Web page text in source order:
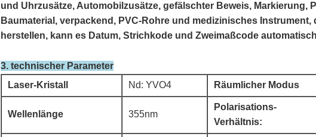
und Uhrzusätze, Automobilzusätze, gefälschter Beweis, Markierung,
Baumaterial, verpackend, PVC-Rohre und medizinisches Instrument,
herstellen, kann es Datum, Strichkode und Zweimaßcode
3. technischer Parameter
Laser-Kristall
Nd: YVO4 Räumlicher Modus
Wellenlänge 355nm
Polarisations-
Verhältnis: